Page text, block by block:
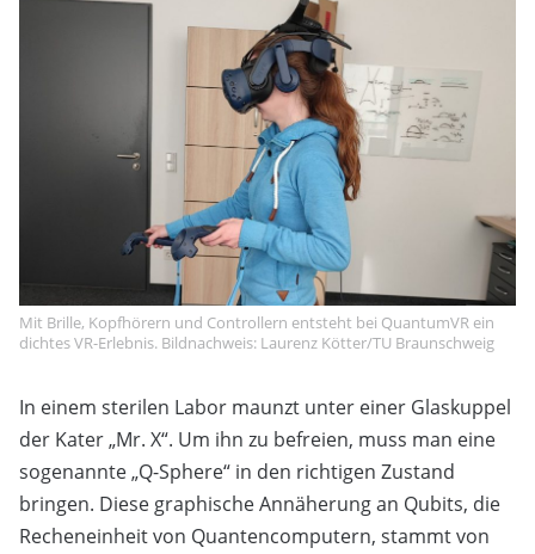
Mit Brille, Kopfhörern und Controllern entsteht bei QuantumVR ein
dichtes VR-Erlebnis. Bildnachweis: Laurenz Kötter/TU Braunschweig
In einem sterilen Labor maunzt unter einer Glaskuppel
der Kater „Mr. X“. Um ihn zu befreien, muss man eine
sogenannte „Q-Sphere“ in den richtigen Zustand
bringen. Diese graphische Annäherung an Qubits, die
Recheneinheit von Quantencomputern, stammt von